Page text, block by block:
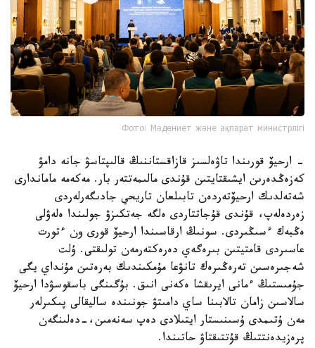
Фото: Мәдениет және ақпарат министрлігі
- ارحيۆ قورىندا تاۋەلسىز قازاقستاننىڭ قالىپتاسۋ جانە دامۋ
كەزەڭدەرىن ايشىقتايتىن قۇندى مالىمەتتەر بار. مەكەمە ماماندارى
شەتەلدىك ارحيۆتەردەن تابىلعان تاريحي جادىگەرلەردى
زەردەلەپ، قۇندى قۇجاتتاردى ەلگە جەتكىزۋ جولىندا ەلەۋلى
ەڭبەك ءسىڭىردى. سونىڭ ارقاسىندا ارحيۆ قورى ون ءتورت
عاسىردى قامتيتىن بىرەگەي دەرەكتەرمەن تولىقتى. ۇلت
شەجىرەسىن تەرەڭىرەك تانۋعا مۇمكىندىك بەرەتىن مۇنداي يگى
جۇمىستىڭ ءمانى ايرىقشا ەكەنى انىق. بۇگىنگى باسقوسۋدا ارحيۆ
سالاسىن زامان تالابىنا ساي دامىتۋ جونىندە ساليقالى پىكىرلەر
مەن ۇتىمدى ۇسىنىستار ايتىلادى دەپ سەنەمىن،-دەلىنگەن
پرەزيدەنتتىڭ قۇتتىقتاۋ حاتىندا.